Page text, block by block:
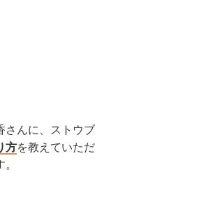
さんに、ストウブ
方を教えていただ